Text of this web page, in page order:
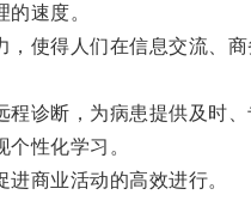
速度。
得人们在信息交流、商
诊断，为病患提供及时、
性化学习。
商业活动的高效进行。